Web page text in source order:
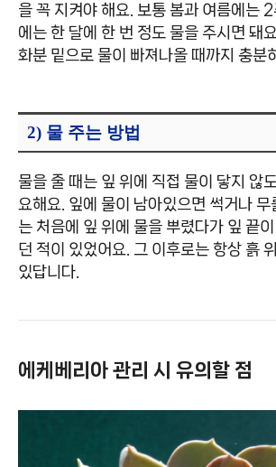
을 꼭 지켜야 해요. 보통 봄과 여름에는
에는 한 달에 한 번 정도 물을 주시면 돼
화분 밑으로 물이 빠져나올 때까지 충분
2) 물 주는 방법
물을 줄 때는 잎 위에 직접 물이 닿지 않
요해요. 잎에 물이 남아있으면 썩거나 무
는 처음에 잎 위에 물을 뿌렸다가 잎 끝
던 적이 있었어요. 그 이후로는 항상 흙
있답니다.
에케베리아 관리 시 유의할 점